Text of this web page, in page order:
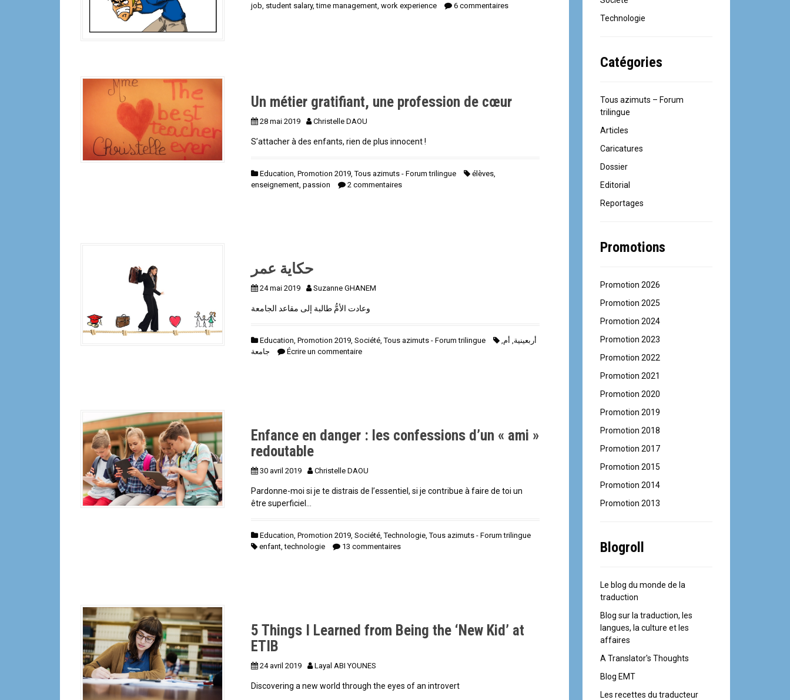
job, student salary,time management,work experience 6 commentaires
Un métier gratifiant, une profession de cœur
28 mai 2019 Christelle DAOU
S’attacher à des enfants, rien de plus innocent !
Education,Promotion 2019,Tous azimuts - Forum trilingue élèves,
enseignement,passion 2 commentaires
حكاية عمر
24 mai 2019 Suzanne GHANEM
وعادت الأمُّ طالبة إلى مقاعد الجامعة
Education,Promotion 2019,Société,Tous azimuts - Forum trilingue أربعينية, أم,
جامعة
Écrire un commentaire
Enfance en danger : les confessions d’un « ami »
redoutable
30 avril 2019 Christelle DAOU
Pardonne-moi si je te distrais de l’essentiel, si je contribue à faire de toi un
être superficiel…
Education,Promotion 2019,Société,Technologie,Tous azimuts - Forum trilingue
enfant,technologie 13 commentaires
5 Things I Learned from Being the ‘New Kid’ at
ETIB
24 avril 2019 Layal ABI YOUNES
Discovering a new world through the eyes of an introvert
Technologie
Catégories
Tous azimuts – Forum
trilingue
Articles
Caricatures
Dossier
Editorial
Reportages
Promotions
Promotion 2026
Promotion 2025
Promotion 2024
Promotion 2023
Promotion 2022
Promotion 2021
Promotion 2020
Promotion 2019
Promotion 2018
Promotion 2017
Promotion 2015
Promotion 2014
Promotion 2013
Blogroll
Le blog du monde de la
traduction
Blog sur la traduction, les
langues, la culture et les
affaires
A Translator's Thoughts
Blog EMT
Les recettes du traducteur